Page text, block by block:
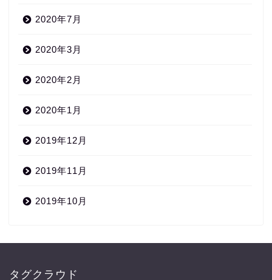
2020年7月
2020年3月
2020年2月
2020年1月
2019年12月
2019年11月
2019年10月
タグクラウド